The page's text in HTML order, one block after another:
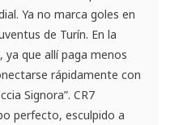
Ya no marca goles en
de Turín. En la
ya que allí paga menos
rápidamente con
Signora”. CR7
perfecto, esculpido a